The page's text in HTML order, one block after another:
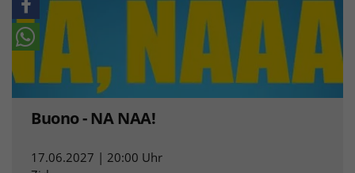
Buono - NA NAA!
17.06.2027 | 20:00 Uhr